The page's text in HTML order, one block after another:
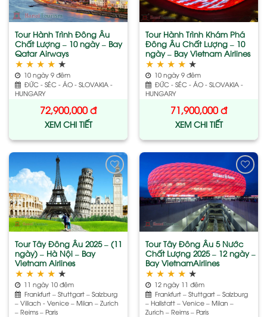
Tour Hành Trình Đông Âu
Chất Lượng – 10 ngày – Bay
Qatar Airways
★ ★ ★ ★ ★
10 ngày 9 đêm
ĐỨC - SÉC - ÁO - SLOVAKIA -
HUNGARY
72,900,000đ
XEM CHI TIẾT
Tour Hành Trình Khám Phá
Đông Âu Chất Lượng – 10
ngày – Bay Vietnam Airlines
★ ★ ★ ★ ★
10 ngày 9 đêm
ĐỨC - SÉC - ÁO - SLOVAKIA -
HUNGARY
71,900,000đ
XEM CHI TIẾT
Add
to
wishlist
Tour Tây Đông Âu 2025 – (11
ngày) – Hà Nội – Bay
Vietnam Airlines
★ ★ ★ ★ ★
11 ngày 10 đêm
Frankfurt – Stuttgart – Salzburg
– Villach - Venice – Milan – Zurich
– Reims – Paris
Add
to
wishlist
Tour Tây Đông Âu 5 Nước
Chất Lượng 2025 – 12 ngày –
Bay VietnamAirlines
★ ★ ★ ★ ★
12 ngày 11 đêm
Frankfurt – Stuttgart – Salzburg
– Hallstatt – Venice – Milan –
Zurich – Reims – Paris